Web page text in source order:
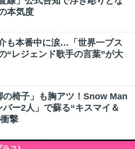
本気度
も本番中に涙…「世界一ブス
“レジェンド歌手の言葉”が大
の椅子」も胸アツ！Snow Man
ー2人」で蘇る“キスマイ＆
撃